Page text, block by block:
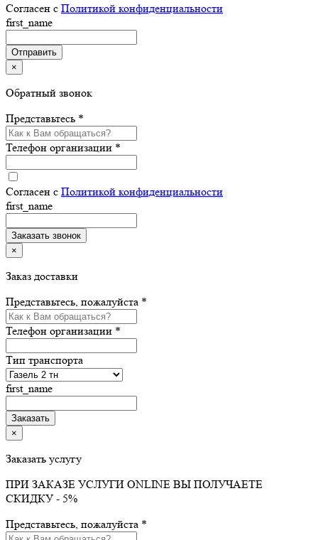
Согласен с Политикой конфиденциальности
first_name
×
Обратный звонок
Представьтесь *
Телефон организации *
Согласен с Политикой конфиденциальности
first_name
×
Заказ доставки
Представьтесь, пожалуйста *
Телефон организации *
Тип транспорта
first_name
×
Заказать услугу
ПРИ ЗАКАЗЕ УСЛУГИ ONLINE ВЫ ПОЛУЧАЕТЕ
СКИДКУ - 5%
Представьтесь, пожалуйста *